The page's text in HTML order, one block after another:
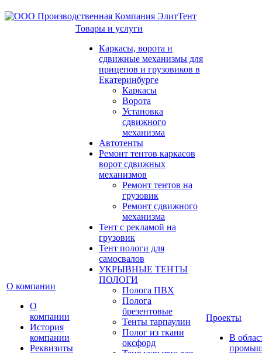
О компании
О
компании
История
компании
Реквизиты
Товары и услуги
Каркасы, ворота и
сдвижные механизмы для
прицепов и грузовиков в
Екатеринбурге
Каркасы
Ворота
Установка
сдвижного
механизма
Автотенты
Ремонт тентов каркасов
ворот сдвижных
механизмов
Ремонт тентов на
грузовик
Ремонт сдвижного
механизма
Тент с рекламой на
грузовик
Тент пологи для
самосвалов
УКРЫВНЫЕ ТЕНТЫ
ПОЛОГИ
Полога ПВХ
Полога
брезентовые
Тенты тарпаулин
Полог из ткани
оксфорд
Проекты
В